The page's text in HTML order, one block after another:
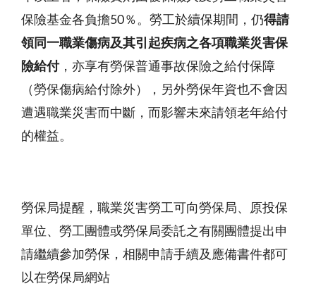
保險基金各負擔50％。勞工於續保期間，仍得請
領同一職業傷病及其引起疾病之各項職業災害保
險給付，亦享有勞保普通事故保險之給付保障
（勞保傷病給付除外），另外勞保年資也不會因
遭遇職業災害而中斷，而影響未來請領老年給付
的權益。
勞保局提醒，職業災害勞工可向勞保局、原投保
單位、勞工團體或勞保局委託之有關團體提出申
請繼續參加勞保，相關申請手續及應備書件都可
以在勞保局網站